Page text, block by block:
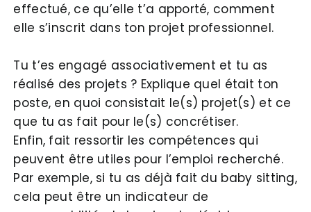
effectué, ce qu’elle t’a apporté, comment
elle s’inscrit dans ton projet professionnel.
Tu t’es engagé associativement et tu as
réalisé des projets ? Explique quel était ton
poste, en quoi consistait le(s) projet(s) et ce
que tu as fait pour le(s) concrétiser.
Enfin, fait ressortir les compétences qui
peuvent être utiles pour l’emploi recherché.
Par exemple, si tu as déjà fait du baby sitting,
cela peut être un indicateur de